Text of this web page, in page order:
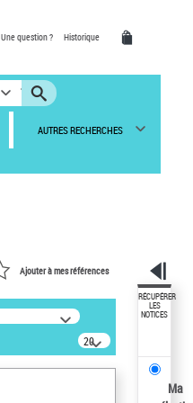
Une question ? Historique
AUTRES RECHERCHES
Ajouter à mes références
20
résultats/page
RÉCUPÉRER
LES
NOTICES
Ma